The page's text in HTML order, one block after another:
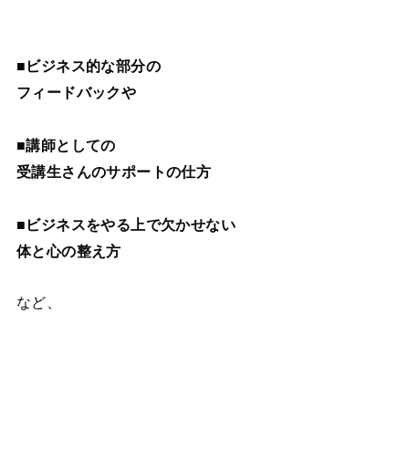
■ビジネス的な部分の
フィードバックや
■講師としての
受講生さんのサポートの仕方
■ビジネスをやる上で欠かせない
体と心の整え方
など、